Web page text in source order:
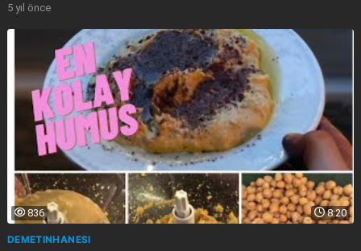
5 yıl önce
8:20
836
DEMETINHANESI